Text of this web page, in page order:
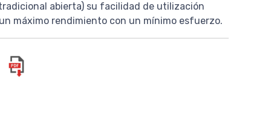
abierta) su facilidad de utilización
máximo rendimiento con un mínimo esfuerzo.